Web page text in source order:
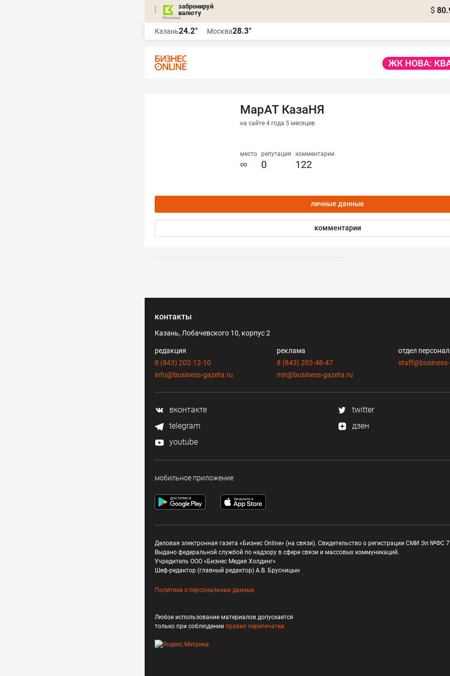
забронируй
валюту
$
Казань24.2° Москва28.3°
МарАТ КазаНЯ
на сайте 4 года 5 месяцев
место
∞
репутация
0
комментарии
122
личные данные
комментарии
контакты
Казань, Лобачевского 10, корпус 2
редакция
8 (843) 202-12-10
info@business-gazeta.ru
реклама
8 (843) 203-48-47
mir@business-gazeta.ru
отдел
вконтакте
twitter
telegram
дзен
youtube
мобильное приложение
Деловая электронная газета «Бизнес Online» (на связи). Свидетельство о регистрации СМИ Эл №ФС
Выдано федеральной службой по надзору в сфере связи и массовых коммуникаций.
Учредитель ООО «Бизнес Медия Холдинг»
Шеф-редактор (главный редактор) А.В. Брусницын
Политика о персональных данных
Любое использование материалов допускается
только при соблюдении правил перепечатки